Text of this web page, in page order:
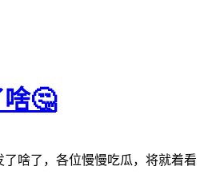
🤔
啥了，各位慢慢吃瓜，将就着看